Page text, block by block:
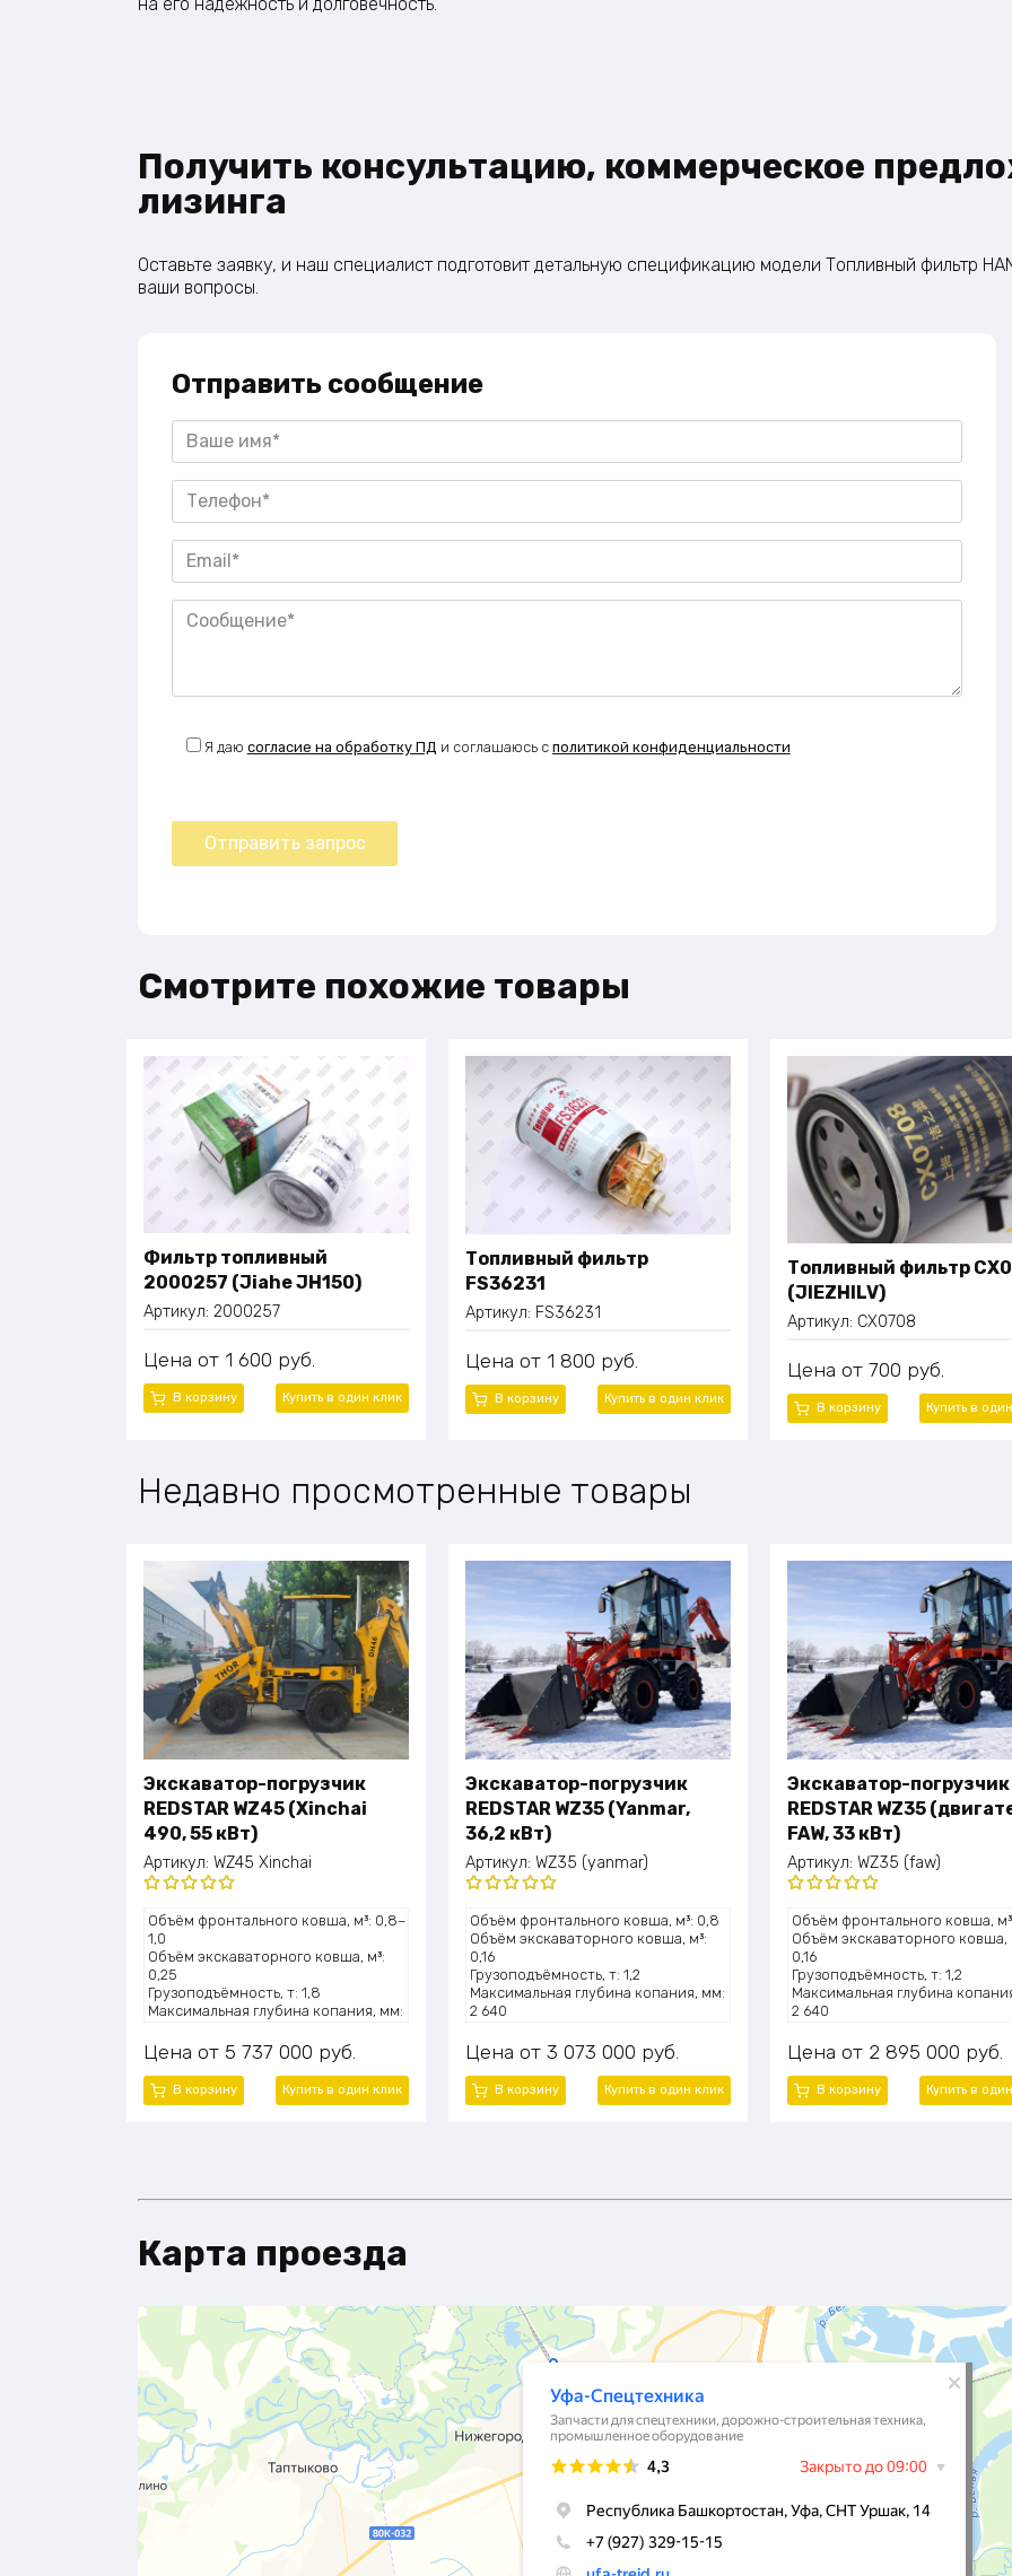
на его надежность и долговечность.
Получить консультацию, коммерческое
лизинга
Оставьте заявку, и наш специалист подготовит детальную спецификацию модели Топливный фильтр
ваши вопросы.
Отправить сообщение
Я даю согласие на обработку ПД и соглашаюсь с политикой конфиденциальности
Смотрите похожие товары
Фильтр топливный
2000257 (Jiahe JH150)
Артикул: 2000257
Цена 1 600 руб.
В корзину Купить в один клик
Топливный фильтр
FS36231
Артикул: FS36231
Цена 1 800 руб.
В корзину Купить в один клик
Топливный фильтр
(JIEZHILV)
Артикул: CX0708
Цена 700 руб.
В корзину Купить в
Недавно просмотренные товары
Экскаватор-погрузчик
REDSTAR WZ45 (Xinchai
490, 55 кВт)
Артикул: WZ45 Xinchai
Оценка
5.00 из 5
Объём фронтального ковша, м³: 0,8–
1,0
Объём экскаваторного ковша, м³:
0,25
Грузоподъёмность, т: 1,8
Максимальная глубина копания, мм:
Высота подъёма ковша, мм: 4100
Мощность двигателя, л.с.: ~75 (55
кВт)
Модель двигателя: Xinchai 490
Цена 5 737 000 руб.
В корзину Купить в один клик
Экскаватор-погрузчик
REDSTAR WZ35 (Yanmar,
36,2 кВт)
Артикул: WZ35 (yanmar)
Оценка
5.00из 5
Объём фронтального ковша, м³: 0,8
Объём экскаваторного ковша, м³:
0,16
Грузоподъёмность, т: 1,2
Максимальная глубина копания, мм:
2 640
830
Мощность двигателя, л.с.: ~49 (36,2
кВт)
Модель двигателя: Yanmar
Цена 3 073 000 руб.
В корзину Купить в один клик
Экскаватор-погрузчик
REDSTAR WZ35
FAW, 33 кВт)
Артикул: WZ35 (faw)
Оценка
5.00из 5
Объём фронтального ковша,
Объём экскаваторного ковша,
0,16
Грузоподъёмность, т: 1,2
Максимальная глубина
2 640
830
Мощность двигателя, л.с.: ~45
кВт)
Модель двигателя: Xinchai 490
Цена 2 895 000 руб.
В корзину Купить в
Карта проезда